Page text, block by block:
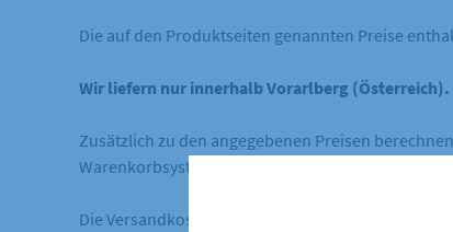
Die auf den Produktseiten genannten Preise
Wir liefern nur innerhalb Vorarlberg (Österreich).
Zusätzlich zu den angegebenen Preisen
Warenkorbsystem und auf der Bestellseite
Die Versandkostenpauschale beträgt 5,50 Euro.